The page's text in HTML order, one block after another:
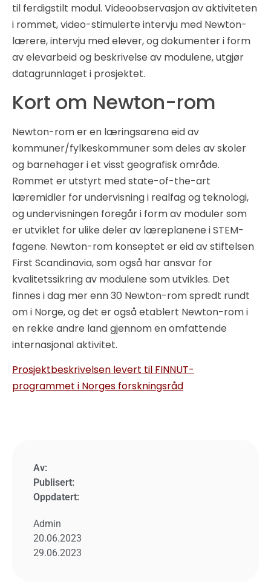
til ferdigstilt modul. Videoobservasjon av aktiviteten
i rommet, video-stimulerte intervju med Newton-
lærere, intervju med elever, og dokumenter i form
av elevarbeid og beskrivelse av modulene, utgjør
datagrunnlaget i prosjektet.
Kort om Newton-rom
Newton-rom er en læringsarena eid av
kommuner/fylkeskommuner som deles av skoler
og barnehager i et visst geografisk område.
Rommet er utstyrt med state-of-the-art
læremidler for undervisning i realfag og teknologi,
og undervisningen foregår i form av moduler som
er utviklet for ulike deler av læreplanene i STEM-
fagene. Newton-rom konseptet er eid av stiftelsen
First Scandinavia, som også har ansvar for
kvalitetssikring av modulene som utvikles. Det
finnes i dag mer enn 30 Newton-rom spredt rundt
om i Norge, og det er også etablert Newton-rom i
en rekke andre land gjennom en omfattende
internasjonal aktivitet.
Prosjektbeskrivelsen levert til FINNUT-
programmet i Norges forskningsråd
Av:
Publisert:
Oppdatert:
Admin
20.06.2023
29.06.2023